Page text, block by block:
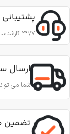
24/7 کارشناسان ما درخدمت شما هستند
ارسال
شما می
تضمین